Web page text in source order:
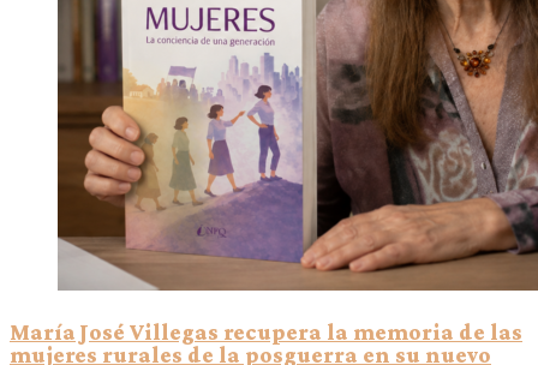
María José Villegas recupera la memoria de las
mujeres rurales de la posguerra en su nuevo